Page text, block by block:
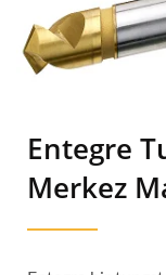
Entegre
Merkez